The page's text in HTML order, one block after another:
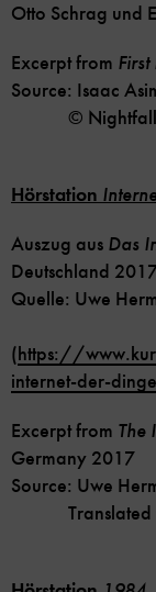
Otto Schrag und
Excerpt from First
Source: Isaac
© Nightfall
Hörstation
Auszug aus Das
Deutschland
Quelle: Uwe
(https://
internet-der-dinge
Excerpt from The
Germany 2017
Source: Uwe
Translated